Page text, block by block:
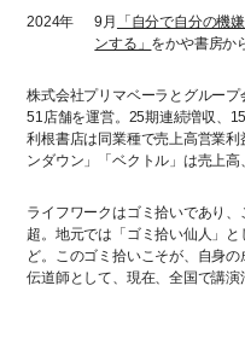
2024年
9月
「自分で自分の機
ンする」 をかや書房か
株式会社プリマベーラとグルー
51店舗を運営。25期連続増収、
利根書店は同業種で売上高営業
ンダウン」「ベクトル」は売上高
ライフワークはゴミ拾いであり
超。地元では「ゴミ拾い仙人」
ど。このゴミ拾いこそが、自身
伝道師として、現在、全国で講演